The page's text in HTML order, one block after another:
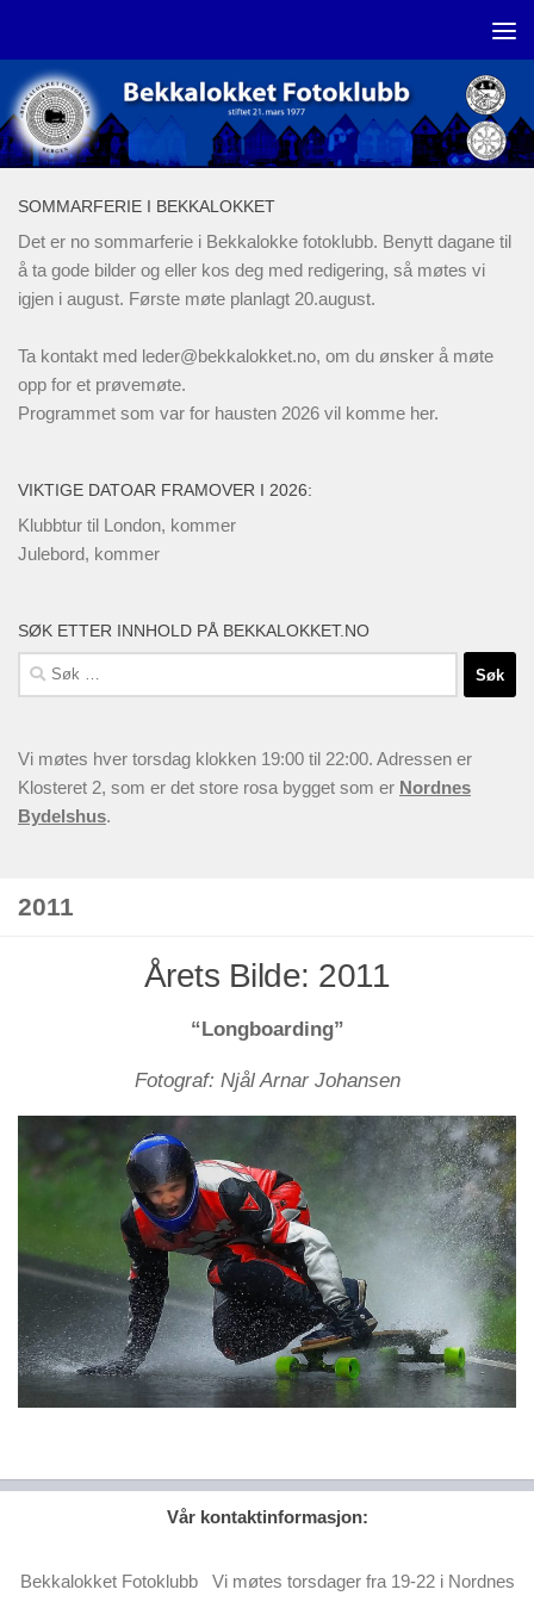
2011
Årets Bilde: 2011
“Longboarding”
Fotograf: Njål Arnar Johansen
SOMMARFERIE I BEKKALOKKET
Det er no sommarferie i Bekkalokke fotoklubb. Benytt dagane til
å ta gode bilder og eller kos deg med redigering, så møtes vi
igjen i august. Første møte planlagt 20.august.
Ta kontakt med leder@bekkalokket.no, om du ønsker å møte
opp for et prøvemøte.
Programmet som var for hausten 2026 vil komme her.
VIKTIGE DATOAR FRAMOVER I 2026:
Klubbtur til London, kommer
Julebord, kommer
SØK ETTER INNHOLD PÅ BEKKALOKKET.NO
Søk
etter:
Vi møtes hver torsdag klokken 19:00 til 22:00. Adressen er
Klosteret 2, som er det store rosa bygget som er Nordnes
Bydelshus.
Vår kontaktinformasjon:
Bekkalokket Fotoklubb Vi møtes torsdager fra 19-22 i Nordnes